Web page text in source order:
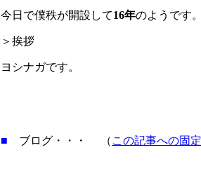
今日で僕秩が開設して16年のようです
＞挨拶
ヨシナガです。
■ ブログ・・・ （ この記事への固